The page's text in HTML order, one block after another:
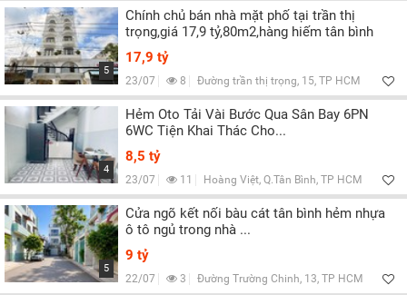
5
Chính chủ bán nhà mặt phố tại trần thị
trọng,giá 17,9 tỷ,80m2,hàng hiếm tân bình
17,9 tỷ
23/07 8 Đường trần thị trọng, 15, TP HCM
4
Hẻm Oto Tải Vài Bước Qua Sân Bay 6PN
6WC Tiện Khai Thác Cho...
8,5 tỷ
23/07 11 Hoàng Việt, Q.Tân Bình, TP HCM
5
Cửa ngõ kết nối bàu cát tân bình hẻm nhựa
ô tô ngủ trong nhà ...
9 tỷ
22/07 3 Đường Trường Chinh, 13, TP HCM